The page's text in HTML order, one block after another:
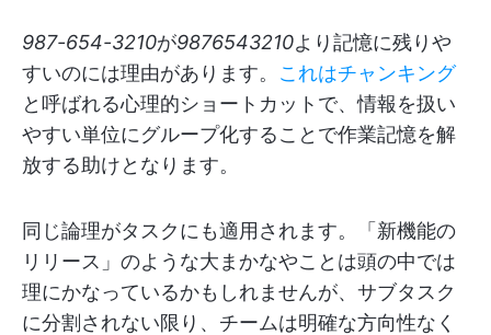
987-654-3210が9876543210より記憶に残りや
すいのには理由があります。 これはチャンキング
と呼ばれる心理的ショートカットで、情報を扱い
やすい単位にグループ化することで作業記憶を解
放する助けとなります。
同じ論理がタスクにも適用されます。「新機能の
リリース」のような大まかなやことは頭の中では
理にかなっているかもしれませんが、サブタスク
に分割されない限り、チームは明確な方向性なく